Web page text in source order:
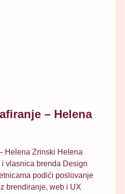
– Helena
Helena Zrinski Helena
vlasnica brenda Design
podići poslovanje
brendiranje, web i UX